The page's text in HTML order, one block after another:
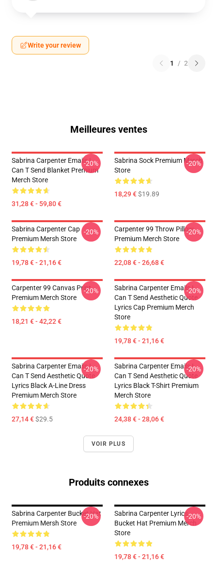
Write your review
1 / 2
Meilleures ventes
Sabrina Carpenter Emails I
Can T Send Blanket Premium
Merch Store
31,28 € - 59,80 €
-20%
Sabrina Sock Premium Merch
Store
18,29 €$19.89
-20%
Sabrina Carpenter Cap
Premium Mersh Store
19,78 € - 21,16 €
-20%
Carpenter 99 Throw Pillow
Premium Merch Store
22,08 € - 26,68 €
-20%
Carpenter 99 Canvas Print
Premium Merch Store
18,21 € - 42,22 €
-20%
Sabrina Carpenter Emails I
Can T Send Aesthetic Quote
Lyrics Cap Premium Merch
Store
19,78 € - 21,16 €
-20%
Sabrina Carpenter Emails I
Can T Send Aesthetic Quote
Lyrics Black A-Line Dress
Premium Merch Store
27,14 €$29.5
-20%
Sabrina Carpenter Emails I
Can T Send Aesthetic Quote
Lyrics Black T-Shirt Premium
Merch Store
24,38 € - 28,06 €
-20%
VOIR PLUS
Produits connexes
Sabrina Carpenter Bucket Hat
Premium Mersh Store
19,78 € - 21,16 €
-20%
Sabrina Carpenter Lyrics
Bucket Hat Premium Merch
Store
19,78 € - 21,16 €
-20%